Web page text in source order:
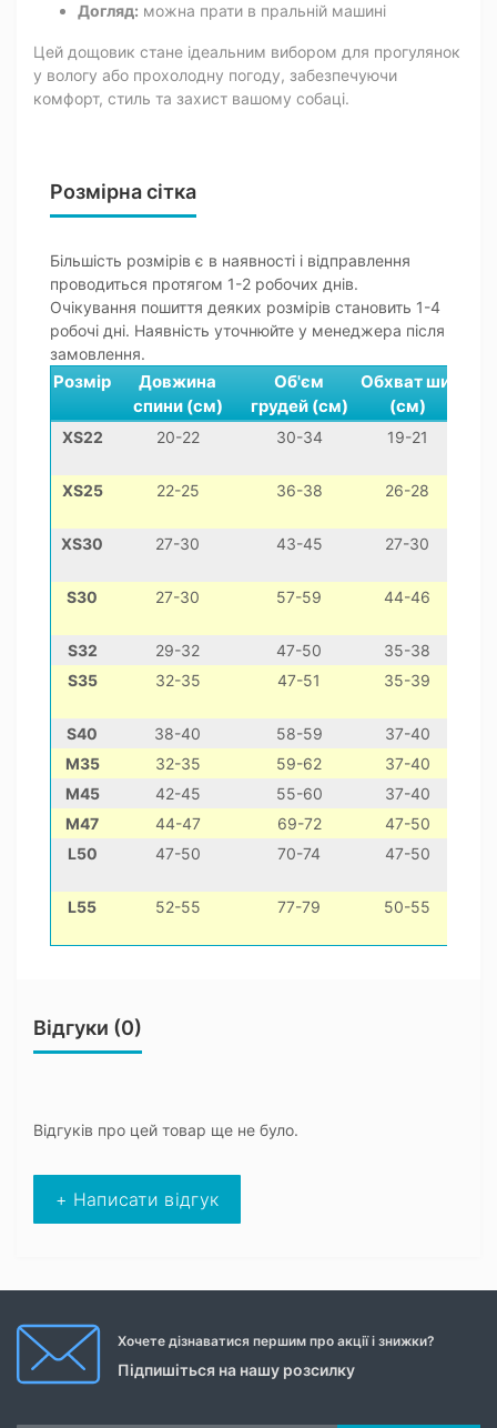
Догляд: можна прати в пральній машині
Цей дощовик стане ідеальним вибором для прогулянок
у вологу або прохолодну погоду, забезпечуючи
комфорт, стиль та захист вашому собаці.
Розмірна сітка
Більшість розмірів є в наявності і відправлення
проводиться протягом 1-2 робочих днів.
Очікування пошиття деяких розмірів становить 1-4
робочі дні. Наявність уточнюйте у менеджера після
замовлення.
Розмір
Довжина
спини (см)
Об'єм
грудей (см)
Обхват шиї
(см)
XS22 20-22 30-34 19-21
XS25 22-25 36-38 26-28
XS30 27-30 43-45 27-30
S30 27-30 57-59 44-46
S32 29-32 47-50
35-38
S35
32-35 47-51 35-39
S40 38-40 58-59 37-40
M35
32-35 59-62
37-40
М45
42-45 55-60
37-40
М47
44-47 69-72
47-50
L50
47-50 70-74 47-50
L55 52-55 77-79 50-55
Відгуки (0)
Відгуків про цей товар ще не було.
+ Написати відгук
Хочете дізнаватися першим про акції і знижки?
Підпишіться на нашу розсилку